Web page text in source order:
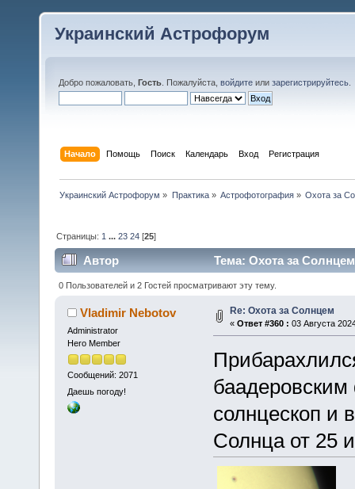
Украинский Астрофорум
Добро пожаловать, Гость . Пожалуйста, войдите или зарегистрируйтесь
Начало Помощь Поиск Календарь Вход Регистрация
Украинский Астрофорум » Практика» Астрофотография» Охота за
Страницы: 1 ...23 24 [25]
Автор Тема: Охота за
0 Пользователей и 2 Гостей просматривают эту тему.
Vladimir Nebotov
Administrator
Hero Member
Сообщений: 2071
Даешь погоду!
Re: Охота за Солнцем
« Ответ #360 : 03 Августа
солнцескоп и
Солнца от 25